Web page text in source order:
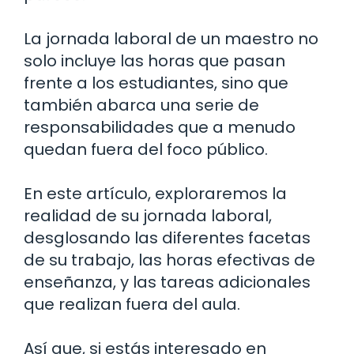
La jornada laboral de un maestro no
solo incluye las horas que pasan
frente a los estudiantes, sino que
también abarca una serie de
responsabilidades que a menudo
quedan fuera del foco público.
En este artículo, exploraremos la
realidad de su jornada laboral,
desglosando las diferentes facetas
de su trabajo, las horas efectivas de
enseñanza, y las tareas adicionales
que realizan fuera del aula.
Así que, si estás interesado en